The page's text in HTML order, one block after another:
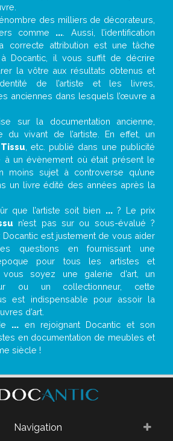
des milliers de décorateurs,
comme ... . Aussi, l’identification
correcte attribution est une tâche
à Docantic, il vous suffit de décrire
la vôtre aux résultats obtenus et
de l’artiste et les livres,
anciennes dans lesquels l’œuvre a
sur la documentation ancienne,
du vivant de l’artiste. En effet, un
Tissu , etc. publié dans une publicité
à un évènement où était présent le
moins sujet à controverse qu’une
un livre édité des années après la
que l’artiste soit bien ...? Le prix
n’est pas sur ou sous-évalué ?
est justement de vous aider
questions en fournissant une
pour tous les artistes et
vous soyez une galerie d’art, un
ou un collectionneur, cette
est indispensable pour assoir la
d’art.
... en rejoignant Docantic et son
en documentation de meubles et
siècle !
Navigation